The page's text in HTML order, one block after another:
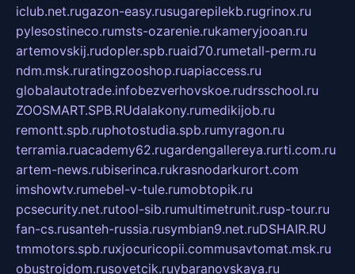
iclub.net.rugazon-easy.rusugarepilekb.rugrinox.ru
pylesostineco.rumsts-ozarenie.rukameryjooan.ru
artemovskij.rudopler.spb.ruaid70.rumetall-perm.ru
ndm.msk.ruratingzooshop.ruapiaccess.ru
globalautotrade.infobezverhovskoe.rudrsschool.ru
ZOOSMART.SPB.RUdalakony.rumedikijob.ru
remontt.spb.ruphotostudia.spb.rumyragon.ru
terramia.ruacademy62.rugardengallereya.rurti.com.ru
artem-news.rubiserinca.rukrasnodarkurort.com
imshowtv.rumebel-v-tule.rumobtopik.ru
pcsecurity.net.rutool-sib.rumultimetrunit.rusp-tour.ru
fan-cs.rusanteh-russia.rusymbian9.net.ruDSHAIR.RU
tmmotors.spb.ruxjocuricopii.commusavtomat.msk.ru
obustrojdom.rusovetcik.ruybaranovskaya.ru